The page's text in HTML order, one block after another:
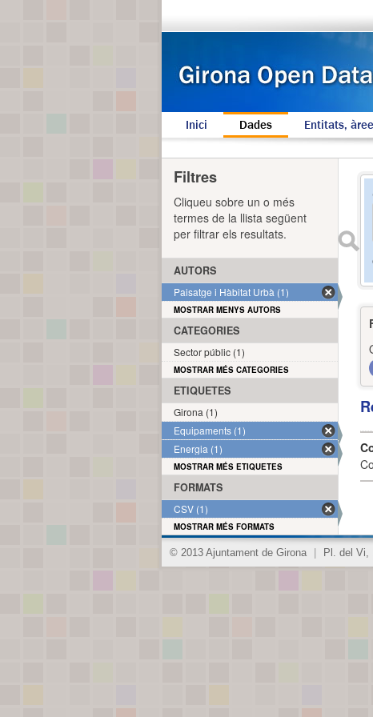
Inici Dades Entitats,
Filtres
Cliqueu sobre un o més
termes de la llista següent
per filtrar els resultats.
AUTORS
Paisatge i Hàbitat Urbà (1)
MOSTRAR MENYS AUTORS
CATEGORIES
Sector públic (1)
MOSTRAR MÉS CATEGORIES
ETIQUETES
Girona (1)
Equipaments (1)
Energia (1)
MOSTRAR MÉS ETIQUETES
FORMATS
CSV (1)
MOSTRAR MÉS FORMATS
© 2013 Ajuntament de Girona Pl. del Vi,